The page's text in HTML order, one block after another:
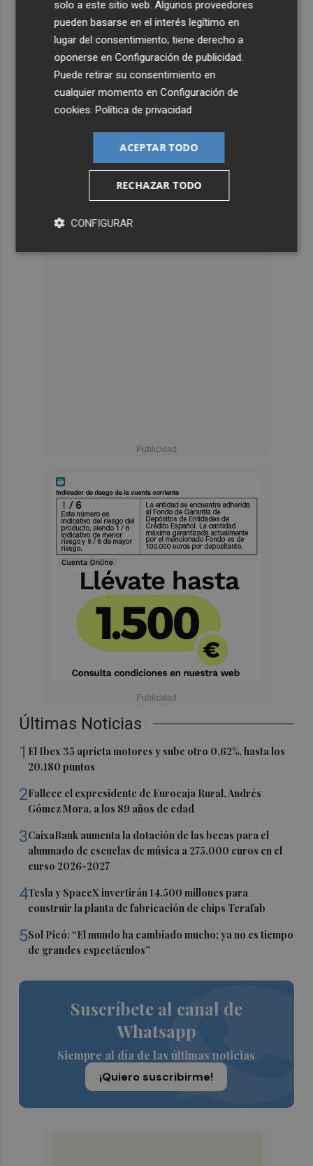
Últimas Noticias
1 El Ibex 35 aprieta motores y sube otro 0,62%, hasta los
20.180 puntos
2Fallece el expresidente de Eurocaja Rural, Andrés
Gómez Mora, a los 89 años de edad
3CaixaBank aumenta la dotación de las becas para el
alumnado de escuelas de música a 275.000 euros en el
curso 2026-2027
4Tesla y SpaceX invertirán 14.500 millones para
construir la planta de fabricación de chips Terafab
5Sol Picó: “El mundo ha cambiado mucho; ya no es tiempo
de grandes espectáculos”
Suscríbete al canal de
Whatsapp
Siempre al día de las últimas noticias
¡Quiero suscribirme!
solo a este sitio web. Algunos proveedores
pueden basarse en el interés legítimo en
lugar del consentimiento; tiene derecho a
oponerse enConfiguración de publicidad.
Puede retirar su consentimiento en
cualquier momento enConfiguración de
cookies.Política de privacidad
ACEPTAR TODO
RECHAZAR TODO
CONFIGURAR